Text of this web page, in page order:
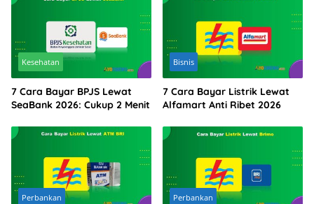
Kesehatan
7 Cara Bayar BPJS Lewat
SeaBank 2026: Cukup 2 Menit
Bisnis
7 Cara Bayar Listrik Lewat
Alfamart Anti Ribet 2026
Perbankan Perbankan